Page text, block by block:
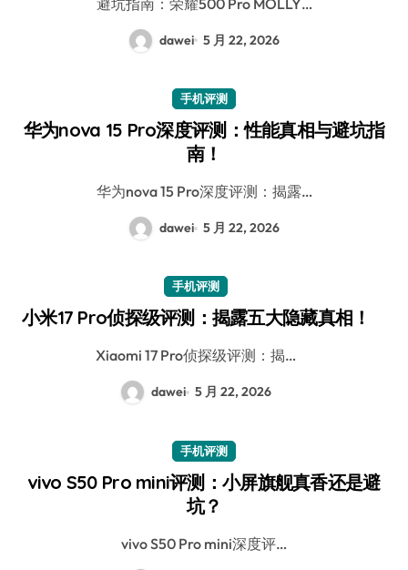
dawei 5 月 22, 2026
手机评测
华为nova 15 Pro深度评测：性能真相与避坑指
南！
华为nova 15 Pro深度评测：揭露…
dawei 5 月 22, 2026
手机评测
小米17 Pro侦探级评测：揭露五大隐藏真相！
Xiaomi 17 Pro侦探级评测：揭…
dawei 5 月 22, 2026
手机评测
vivo S50 Pro mini评测：小屏旗舰真香还是避
坑？
vivo S50 Pro mini深度评…